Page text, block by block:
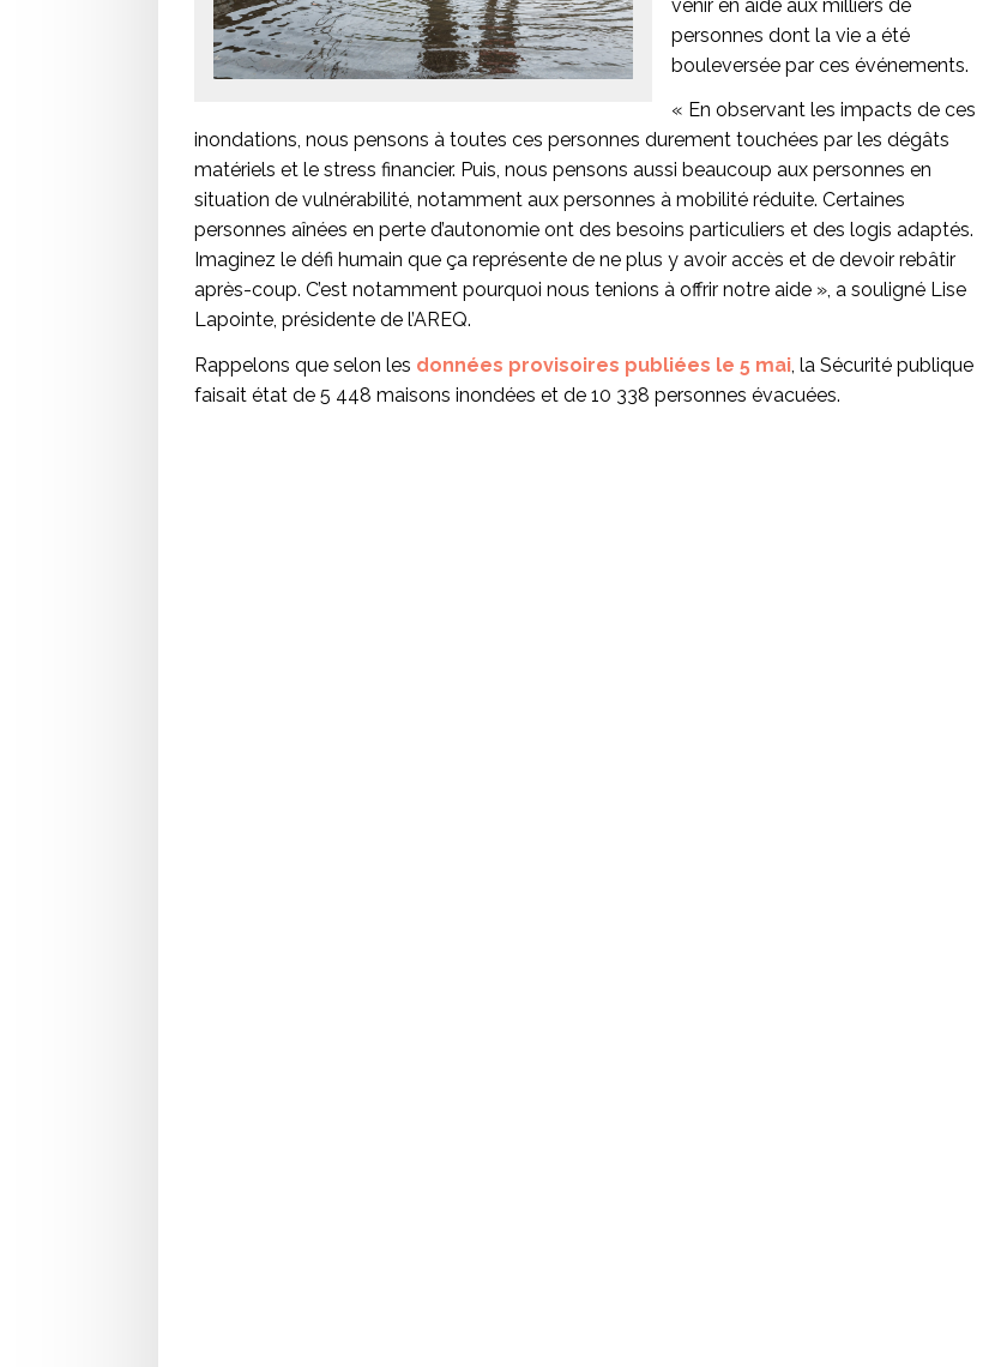
venir en aide aux milliers de
personnes dont la vie a été
bouleversée par ces événements.
« En observant les impacts de ces
inondations, nous pensons à toutes ces personnes durement touchées par les dégâts
matériels et le stress financier. Puis, nous pensons aussi beaucoup aux personnes en
situation de vulnérabilité, notamment aux personnes à mobilité réduite. Certaines
personnes aînées en perte d’autonomie ont des besoins particuliers et des logis adaptés.
Imaginez le défi humain que ça représente de ne plus y avoir accès et de devoir rebâtir
après-coup. C’est notamment pourquoi nous tenions à offrir notre aide », a souligné Lise
Lapointe, présidente de l’AREQ.
Rappelons que selon les données provisoires publiées le 5 mai, la Sécurité publique
faisait état de 5 448 maisons inondées et de 10 338 personnes évacuées.